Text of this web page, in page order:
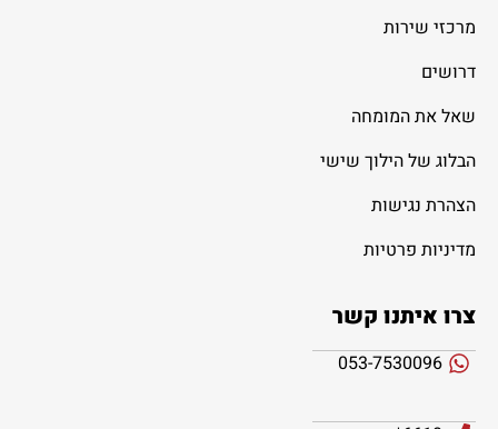
מרכזי שירות
דרושים
שאל את המומחה
הבלוג של הילוך שישי
הצהרת נגישות
מדיניות פרטיות
צרו איתנו קשר
053-7530096